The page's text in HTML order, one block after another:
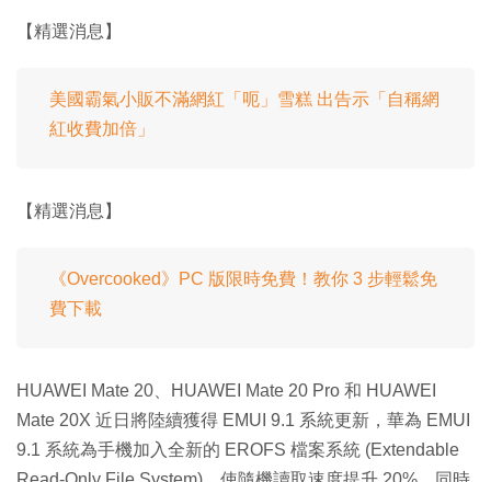
【精選消息】
美國霸氣小販不滿網紅「呃」雪糕 出告示「自稱網
紅收費加倍」
【精選消息】
《Overcooked》PC 版限時免費！教你 3 步輕鬆免
費下載
HUAWEI Mate 20、HUAWEI Mate 20 Pro 和 HUAWEI
Mate 20X 近日將陸續獲得 EMUI 9.1 系統更新，華為 EMUI
9.1 系統為手機加入全新的 EROFS 檔案系統 (Extendable